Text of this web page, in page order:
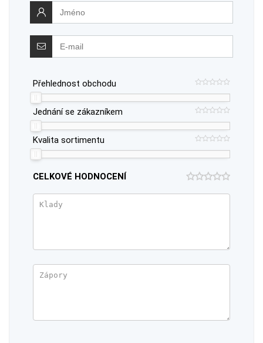
Přehlednost obchodu
Jednání se zákazníkem
Kvalita sortimentu
CELKOVÉ HODNOCENÍ